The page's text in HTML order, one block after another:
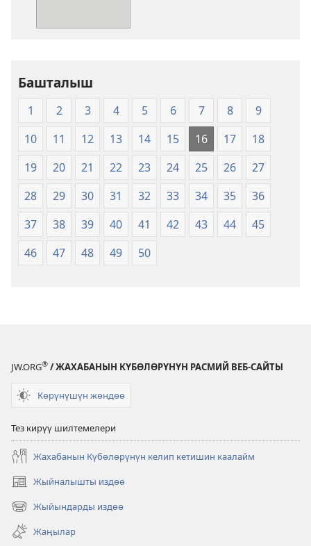
Башталыш
1 2 3 4 5 6 7 8
9
10
11 12 13 14 15 16 17
18
19
20 21 22 23 24 25 26
27
28
29 30 31 32 33 34 35
36
37
38 39 40 41 42 43 44
45
46
47 48 49 50
JW.ORG® / ЖАХАБАНЫН КҮБӨЛӨРҮНҮН РАСМИЙ ВЕБ-САЙТЫ
Көрүнүшүн жөндөө
Тез кирүү шилтемелери
Жахабанын Күбөлөрүнүн келип кетишин каалайм
Жыйналышты издөө
(жаңы
терезе
ачат)
Жыйындарды издөө
(жаңы
терезе
ачат)
Жаңылар